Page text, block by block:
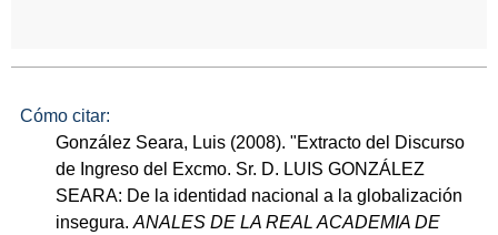
Cómo citar:
González Seara, Luis (2008). "Extracto del Discurso
de Ingreso del Excmo. Sr. D. LUIS GONZÁLEZ
SEARA: De la identidad nacional a la globalización
insegura.ANALES DE LA REAL ACADEMIA DE